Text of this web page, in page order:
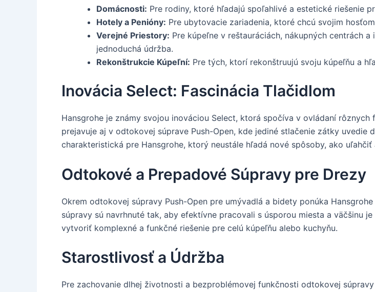
Domácnosti: Pre rodiny, ktoré hľadajú spoľahlivé a estetické riešenie
Hotely a Penióny: Pre ubytovacie zariadenia, ktoré chcú svojim
Verejné Priestory: Pre kúpeľne v reštauráciách, nákupných centrách
jednoduchá údržba.
Rekonštrukcie Kúpeľní: Pre tých, ktorí rekonštruujú svoju kúpeľňu a
Inovácia Select: Fascinácia Tlačidlom
Hansgrohe je známy svojou inováciou Select, ktorá spočíva v ovládaní
prejavuje aj v odtokovej súprave Push-Open, kde jediné stlačenie zátky
charakteristická pre Hansgrohe, ktorý neustále hľadá nové spôsoby, ako
Odtokové a Prepadové Súpravy pre Drezy
Okrem odtokovej súpravy Push-Open pre umývadlá a bidety ponúka
súpravy sú navrhnuté tak, aby efektívne pracovali s úsporou miesta a väčšinu
vytvoriť komplexné a funkčné riešenie pre celú kúpeľňu alebo kuchyňu.
Starostlivosť a Údržba
Pre zachovanie dlhej životnosti a bezproblémovej funkčnosti odtokovej